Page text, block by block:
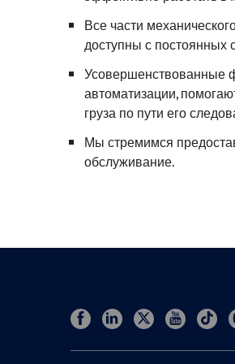
Все части
доступны с постоянных
Усовершенствованные
автоматизации,
груза по пути его
Мы стремимся
обслуживание.